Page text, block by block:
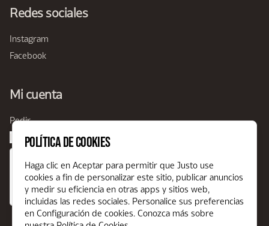
Redes sociales
Instagram
Facebook
Mi cuenta
Pedir
Iniciar sesión
Política de Cookies
Haga clic en Aceptar para permitir que Justo use
cookies a fin de personalizar este sitio, publicar anuncios
y medir su eficiencia en otras apps y sitios web,
incluidas las redes sociales. Personalice sus preferencias
en Configuración de cookies. Conozca más sobre